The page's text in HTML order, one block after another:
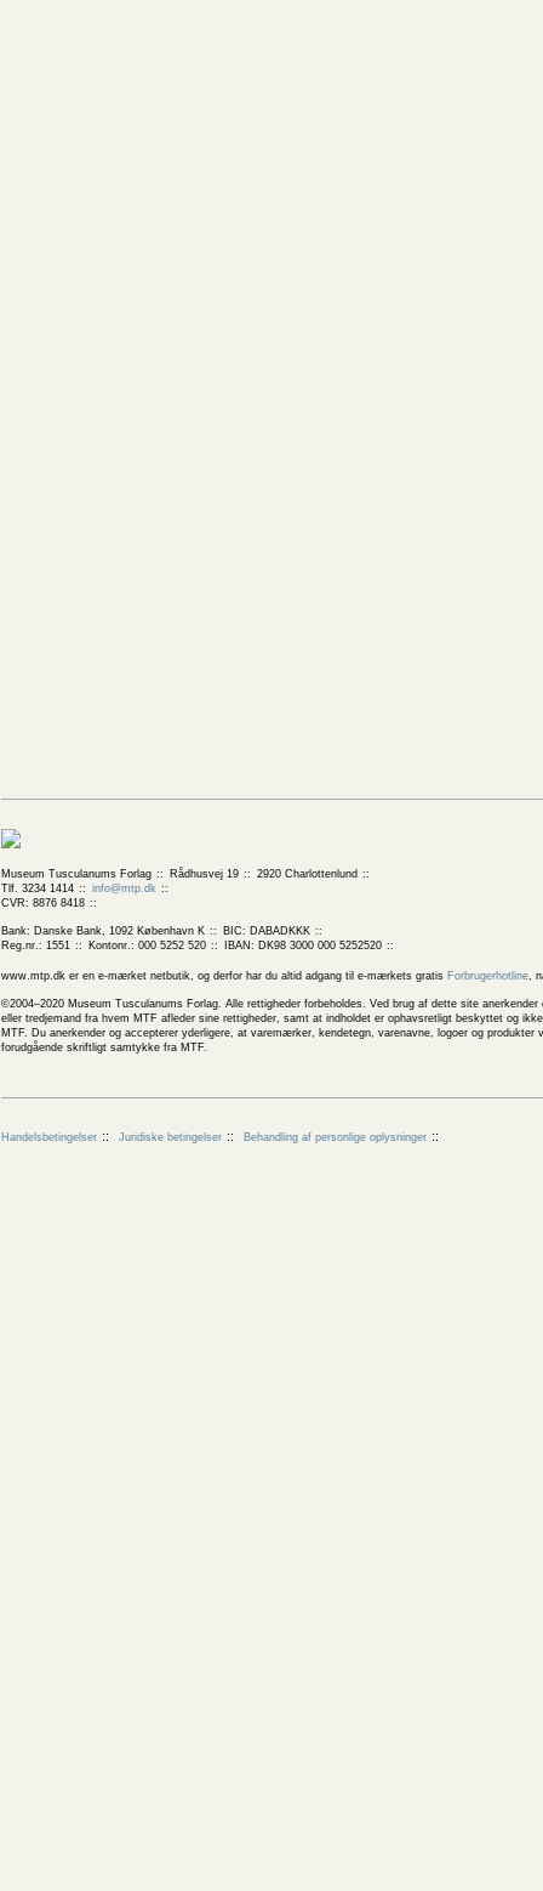
Museum Tusculanums Forlag Rådhusvej 19
2920 Charlottenlund
Tlf. 3234 1414
info@mtp.dk
CVR: 8876 8418
Bank: Danske Bank, 1092 København K
BIC: DABADKKK
Reg.nr.: 1551
Kontonr.: 000 5252 520 IBAN: DK98 3000 000 5252520
www.mtp.dk er en e-mærket netbutik, og derfor har du altid adgang til e-mærkets gratis Forbrugerhotline,
©2004–2020 Museum Tusculanums Forlag. Alle rettigheder forbeholdes. Ved brug af dette site
eller tredjemand fra hvem MTF afleder sine rettigheder, samt at indholdet er ophavsretligt beskyttet og
MTF. Du anerkender og accepterer yderligere, at varemærker, kendetegn, varenavne, logoer og
forudgående skriftligt samtykke fra MTF.
Handelsbetingelser Juridiske betingelser Behandling af personlige oplysninger